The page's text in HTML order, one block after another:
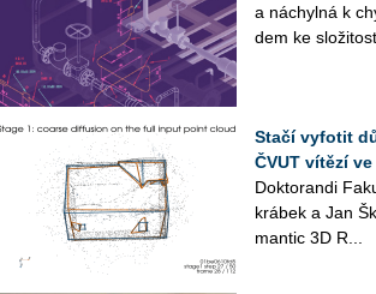
a ná­chyl­ná k
dem ke
Stačí vyfotit
ČVUT vítězí
Dok­to­ran­di
krá­bek a Jan
man­tic 3D R...